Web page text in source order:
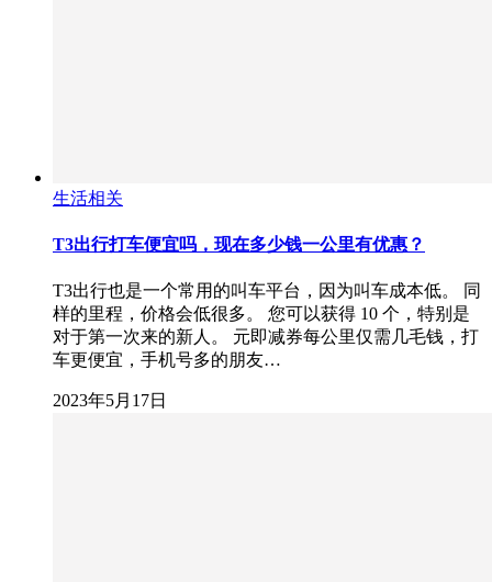
生活相关
T3出行打车便宜吗，现在多少钱一公里有优惠？
T3出行也是一个常用的叫车平台，因为叫车成本低。 同
样的里程，价格会低很多。 您可以获得 10 个，特别是
对于第一次来的新人。 元即减券每公里仅需几毛钱，打
车更便宜，手机号多的朋友…
2023年5月17日